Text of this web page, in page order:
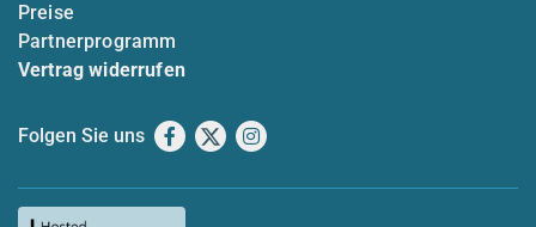
Preise
Partnerprogramm
Vertrag widerrufen
Folgen Sie uns Facebook
X Instagram